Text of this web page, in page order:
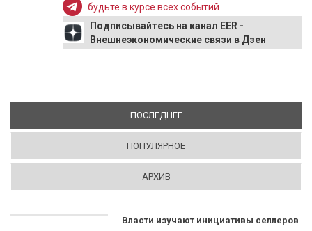
будьте в курсе всех событий
Подписывайтесь на канал EER -
Внешнеэкономические связи в Дзен
ПОСЛЕДНЕЕ(АКТИВНАЯ ВКЛАДКА)
ПОПУЛЯРНОЕ
АРХИВ
Власти изучают инициативы селлеров